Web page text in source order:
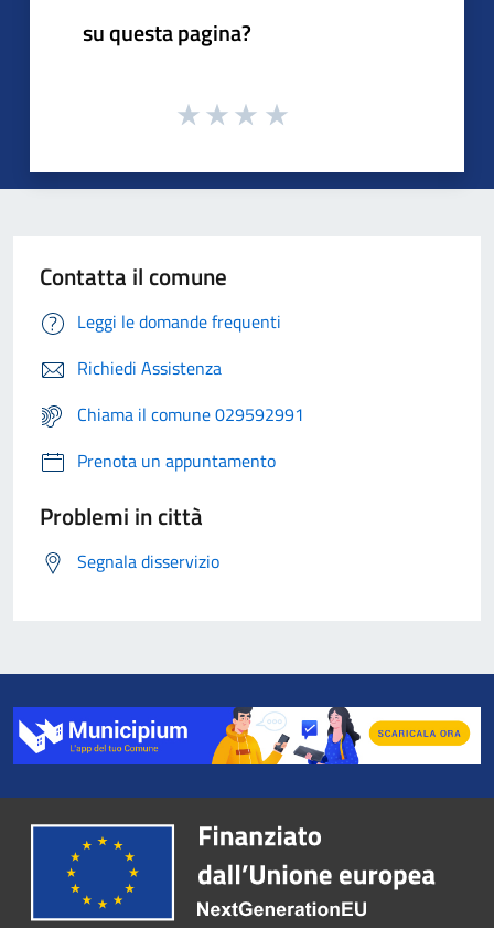
su questa pagina?
Contatta il comune
Leggi le domande frequenti
Richiedi Assistenza
Chiama il comune 029592991
Prenota un appuntamento
Problemi in città
Segnala disservizio